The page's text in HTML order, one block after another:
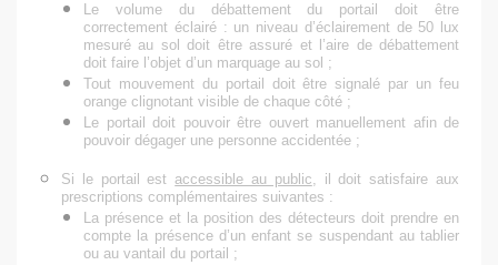
Le volume du débattement du portail doit être
correctement éclairé: un niveau d’éclairement de 50 lux
mesuré au sol doit être assuré et l’aire de débattement
doit faire l’objet d’un marquage au sol ;
Tout mouvement du portail doit être signalé par un feu
orange clignotant visible de chaque côté ;
Le portail doit pouvoir être ouvert manuellement afin de
pouvoir dégager une personne accidentée ;
Si le portail estaccessible au public, il doit satisfaire aux
prescriptions complémentaires suivantes :
La présence et la position des détecteurs doit prendre en
compte la présence d’un enfant se suspendant au tablier
ou au vantail du portail ;